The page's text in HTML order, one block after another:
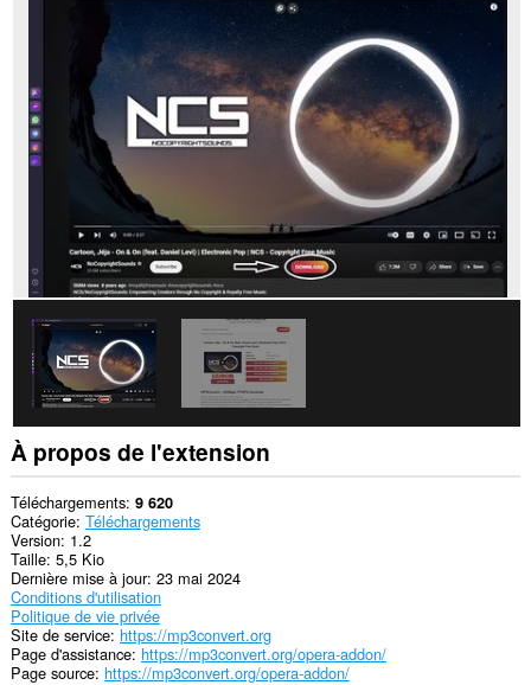
À propos de l'extension
Téléchargements 9 620
Catégorie Téléchargements
Version 1.2
Taille 5,5 Kio
Dernière mise à jour 23 mai 2024
Conditions d'utilisation
Politique de vie privée
Site de service https://mp3convert.org
Page d'assistance https://mp3convert.org/opera-addon/
Page source https://mp3convert.org/opera-addon/